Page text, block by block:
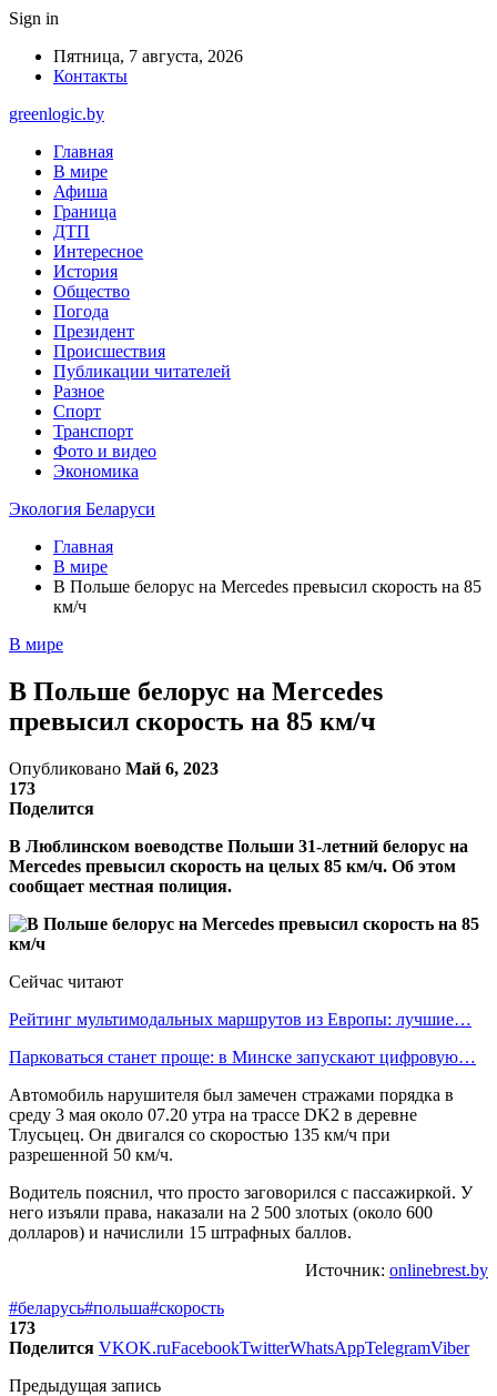
Sign in
Пятница, 7 августа, 2026
Контакты
greenlogic.by
Главная
В мире
Афиша
Граница
ДТП
Интересное
История
Общество
Погода
Президент
Происшествия
Публикации читателей
Разное
Спорт
Транспорт
Фото и видео
Экономика
Экология Беларуси
Главная
В мире
В Польше белорус на Mercedes превысил скорость на 85
км/ч
В мире
В Польше белорус на Mercedes
превысил скорость на 85 км/ч
Опубликовано Май 6, 2023
173
Поделится
В Люблинском воеводстве Польши 31-летний белорус на
Mercedes превысил скорость на целых 85 км/ч. Об этом
сообщает местная полиция.
Сейчас читают
Рейтинг мультимодальных маршрутов из Европы: лучшие…
Парковаться станет проще: в Минске запускают цифровую…
Автомобиль нарушителя был замечен стражами порядка в
среду 3 мая около 07.20 утра на трассе DK2 в деревне
Тлусьцец. Он двигался со скоростью 135 км/ч при
разрешенной 50 км/ч.
Водитель пояснил, что просто заговорился с пассажиркой. У
него изъяли права, наказали на 2 500 злотых (около 600
долларов) и начислили 15 штрафных баллов.
Источник: onlinebrest.by
#беларусь#польша#скорость
173
Поделится VKOK.ruFacebookTwitterWhatsAppTelegramViber
Предыдущая запись